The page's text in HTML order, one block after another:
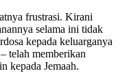
frustrasi. Kirani
selama ini tidak
kepada keluarganya
telah memberikan
kepada Jemaah.